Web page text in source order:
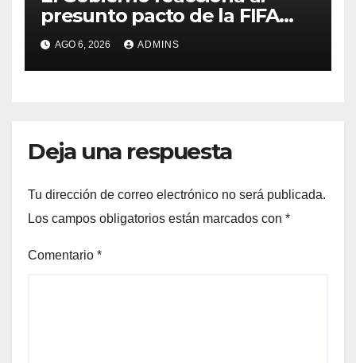
presunto pacto de la FIFA
con Marruecos para acoger
la final del Mundial 2030:
«Tiene que ser en España»
AGO 6, 2026 ADMINS
Deja una respuesta
Tu dirección de correo electrónico no será publicada.
Los campos obligatorios están marcados con *
Comentario *